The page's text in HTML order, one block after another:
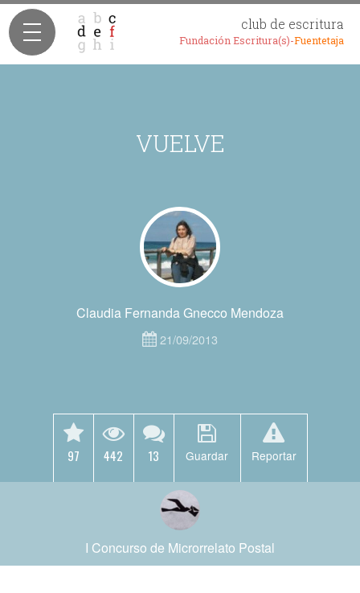
club de escritura
Fundación Escritura(s)-Fuentetaja
VUELVE
Claudia Fernanda Gnecco Mendoza
21/09/2013
97 442 13 Guardar Reportar
I Concurso de Microrrelato Postal